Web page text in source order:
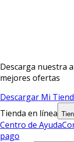
Descarga nuestra
mejores ofertas
Descargar Mi
Tienda en línea
Centro de Ayuda
pago